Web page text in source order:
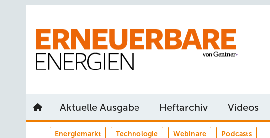
Aktuelle Ausgabe Heftarchiv Videos
Energiemarkt Technologie Webinare Podcasts